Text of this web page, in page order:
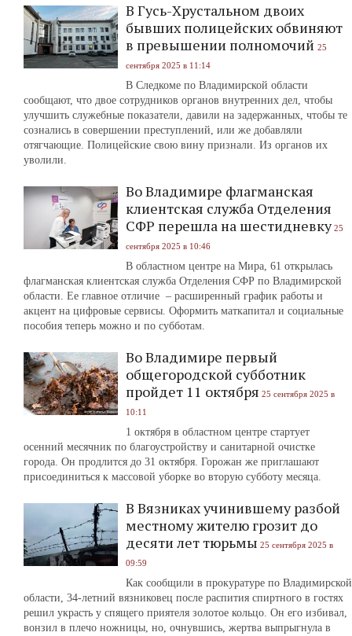
В Гусь-Хрустальном двоих
бывших полицейских обвиняют
в превышении полномочий 25
сентября 2025 в 11:14
В Следкоме по Владимирской области
сообщают, что двое сотрудников органов внутренних дел, чтобы
улучшить служебные показатели, давили на задержанных, чтобы те
сознались в совершении преступлений, или же добавляли
отягчающие. Полицейские свою вину признали. Из органов их
уволили.
Во Владимире флагманская
клиентская служба Отделения
СФР перешла на шестидневку 25
сентября 2025 в 10:46
В областном центре на Мира, 61 открылась
флагманская клиентская служба Отделения СФР по Владимирской
области. Ее главное отличие – расширенный график работы и
акцент на цифровые сервисы. Оформить маткапитал и социальные
пособия теперь можно и по субботам.
Во Владимире первый
общегородской субботник
пройдет 11 октября 25 сентября 2025 в
10:11
1 октября в областном центре стартует
осенний месячник по благоустройству и санитарной очистке
города. Он продлится до 31 октября. Горожан же приглашают
присоединиться к массовой уборке во вторую субботу месяца.
В Вязниках учинившему разбой
местному жителю грозит до
десяти лет тюрьмы 25 сентября 2025 в
09:59
Как сообщили в прокуратуре по Владимирской
области, 34-летний вязниковец после распития спиртного в гостях
решил украсть у спящего приятеля золотое кольцо. Он его избивал,
вонзил в плечо ножницы, но, очнувшись, жертва выпрыгнула в